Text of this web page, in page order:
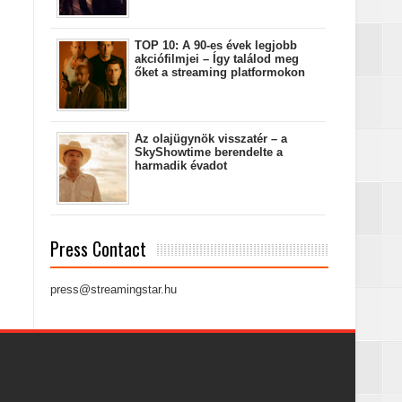
TOP 10: A 90-es évek legjobb
akciófilmjei – Így találod meg
őket a streaming platformokon
Az olajügynök visszatér – a
SkyShowtime berendelte a
harmadik évadot
Press Contact
press@streamingstar.hu